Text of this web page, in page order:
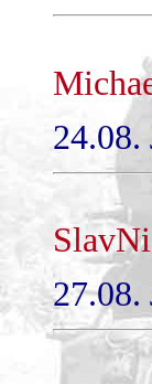
SlavNi
27.08.